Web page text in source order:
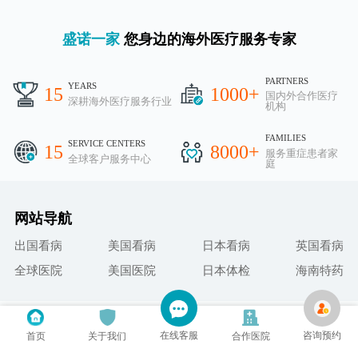
盛诺一家您身边的海外医疗服务专家
15 YEARS
深耕海外医疗服务行业 1000+
PARTNERS
国内外合作医疗
机构
15 SERVICE CENTERS
全球客户服务中心 8000+
FAMILIES
服务重症患者家
庭
网站导航
出国看病
全球医院
美国看病
美国医院
日本看病
日本体检
英国看病
海南特药
Copyright@2026 All Rights Reserved
首页 关于我们 在线客服 合作医院 咨询预约